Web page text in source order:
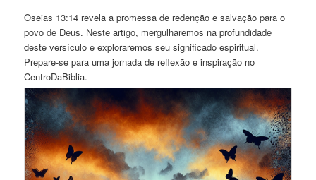
Oseias 13:14 revela a promessa de redenção e salvação para o
povo de Deus. Neste artigo, mergulharemos na profundidade
deste versículo e exploraremos seu significado espiritual.
Prepare-se para uma jornada de reflexão e inspiração no
CentroDaBiblia.